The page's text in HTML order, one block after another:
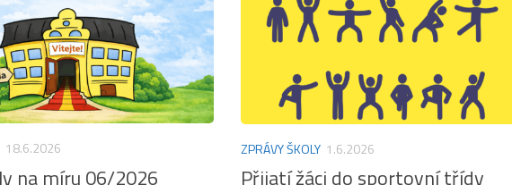
18.6.2026
na míru 06/2026
ZPRÁVY ŠKOLY 1.6.2026
Přijatí žáci do sportovní třídy